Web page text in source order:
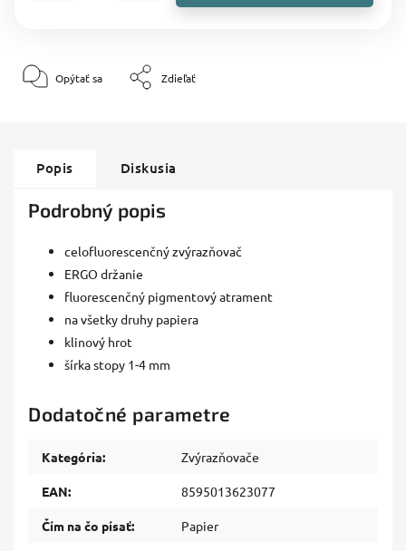
Opýtať sa Zdieľať
Popis Diskusia
Podrobný popis
celofluorescenčný zvýrazňovač
ERGO držanie
fluorescenčný pigmentový atrament
na všetky druhy papiera
klinový hrot
šírka stopy 1-4 mm
Dodatočné parametre
Kategória: Zvýrazňovače
EAN: 8595013623077
Čím na čo písať: Papier